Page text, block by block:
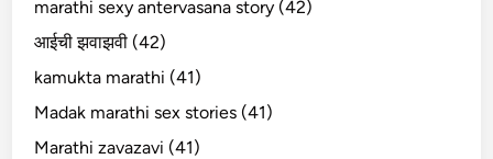
marathi sexy antervasana story (42)
आईची झवाझवी (42)
kamukta marathi (41)
Madak marathi sex stories (41)
Marathi zavazavi (41)